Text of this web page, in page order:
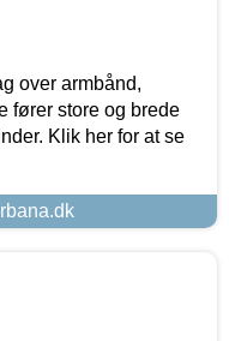
over armbånd,
fører store og brede
Klik her for at se